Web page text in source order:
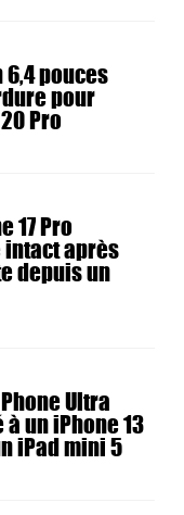
6,4 pouces
pour
Pro
17 Pro
après
depuis un
Ultra
un iPhone 13
iPad mini 5